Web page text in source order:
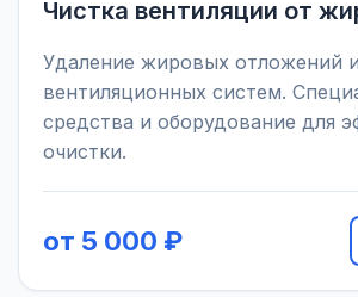
Чистка вентиляции от
Удаление жировых отложений
вентиляционных систем.
средства и оборудование для
очистки.
от 5 000 ₽